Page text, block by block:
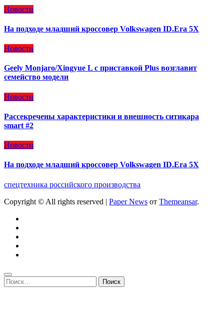
Новости
На подходе младший кроссовер Volkswagen ID.Era 5X
Новости
Geely Monjaro/Xingyue L с приставкой Plus возглавит
семейство модели
Новости
Рассекречены характеристики и внешность ситикара
smart #2
Новости
На подходе младший кроссовер Volkswagen ID.Era 5X
спецтехника российского производства
Copyright © All rights reserved | Paper News от Themeansar.
Найти: